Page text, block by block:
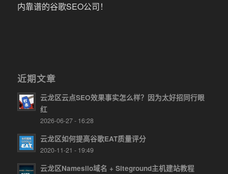
内靠谱的谷歌SEO公司！
近期文章
云龙区云点SEO效果事实怎么样？因为太好招同行眼
红
2026-06-27 - 16:28
云龙区如何提高谷歌EAT质量评分
2020-11-21 - 19:49
云龙区Namesilo域名 + Siteground主机建站教程